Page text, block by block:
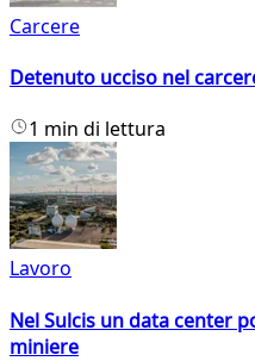
Carcere
Detenuto ucciso nel
1 min di lettura
Lavoro
Nel Sulcis un data center
miniere